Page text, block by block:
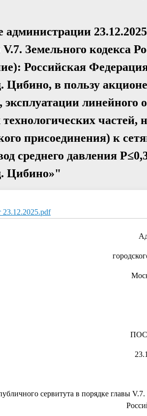
администрации
Земельного кодекса
Российская
Цибино, в пользу
эксплуатации линейного
частей,
присоединения) к
среднего давления
Цибино»"
сервитута в порядке главы